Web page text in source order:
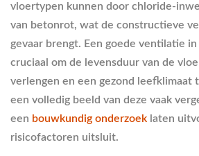
vloertypen kunnen door chloride-
van betonrot, wat de constructieve
gevaar brengt. Een goede ventilatie in
cruciaal om de levensduur van de
verlengen en een gezond leefklimaat
een volledig beeld van deze vaak
een bouwkundig onderzoek laten
risicofactoren uitsluit.